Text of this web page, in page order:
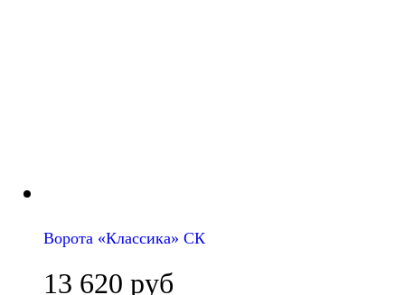
Ворота «Классика» СК
13 620 руб